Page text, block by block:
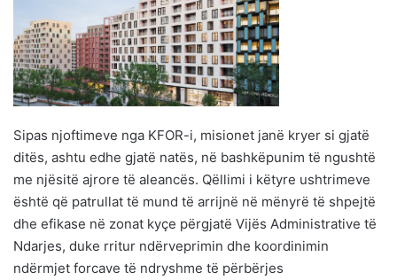
Sipas njoftimeve nga KFOR-i, misionet janë kryer si gjatë
ditës, ashtu edhe gjatë natës, në bashkëpunim të ngushtë
me njësitë ajrore të aleancës. Qëllimi i këtyre ushtrimeve
është që patrullat të mund të arrijnë në mënyrë të shpejtë
dhe efikase në zonat kyçe përgjatë Vijës Administrative të
Ndarjes, duke rritur ndërveprimin dhe koordinimin
ndërmjet forcave të ndryshme të përbërjes